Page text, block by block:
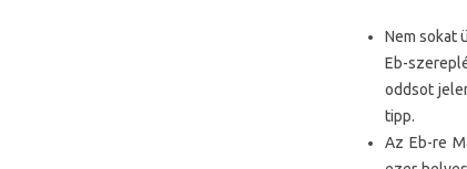
Nem sokat
Eb-
oddsot
tipp.
Az Eb-re